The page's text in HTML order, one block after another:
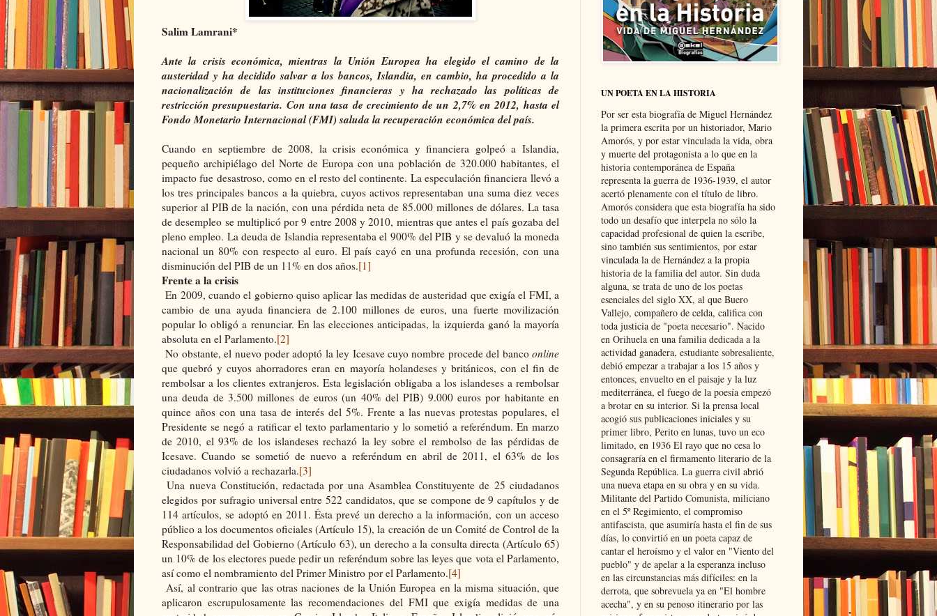
Salim Lamrani*
Ante la crisis económica, mientras la Unión Europea ha elegido el camino de la
austeridad y ha decidido salvar a los bancos, Islandia, en cambio, ha procedido a la
nacionalización de las instituciones financieras y ha rechazado las políticas de
restricción presupuestaria. Con una tasa de crecimiento de un 2,7% en 2012, hasta el
Fondo Monetario Internacional (FMI) saluda la recuperación económica del país.
Cuando en septiembre de 2008, la crisis económica y financiera golpeó a Islandia,
pequeño archipiélago del Norte de Europa con una población de 320.000 habitantes, el
impacto fue desastroso, como en el resto del continente. La especulación financiera llevó a
los tres principales bancos a la quiebra, cuyos activos representaban una suma diez veces
superior al PIB de la nación, con una pérdida neta de 85.000 millones de dólares. La tasa
de desempleo se multiplicó por 9 entre 2008 y 2010, mientras que antes el país gozaba del
pleno empleo. La deuda de Islandia representaba el 900% del PIB y se devaluó la moneda
nacional un 80% con respecto al euro. El país cayó en una profunda recesión, con una
disminución del PIB de un 11% en dos años.[1]
Frente a la crisis
En 2009, cuando el gobierno quiso aplicar las medidas de austeridad que exigía el FMI, a
cambio de una ayuda financiera de 2.100 millones de euros, una fuerte movilización
popular lo obligó a renunciar. En las elecciones anticipadas, la izquierda ganó la mayoría
absoluta en el Parlamento.[2]
No obstante, el nuevo poder adoptó la ley Icesave cuyo nombre procede del banco online
que quebró y cuyos ahorradores eran en mayoría holandeses y británicos, con el fin de
rembolsar a los clientes extranjeros. Esta legislación obligaba a los islandeses a rembolsar
una deuda de 3.500 millones de euros (un 40% del PIB) 9.000 euros por habitante en
quince años con una tasa de interés del 5%. Frente a las nuevas protestas populares, el
Presidente se negó a ratificar el texto parlamentario y lo sometió a referéndum. En marzo
de 2010, el 93% de los islandeses rechazó la ley sobre el rembolso de las pérdidas de
Icesave. Cuando se sometió de nuevo a referéndum en abril de 2011, el 63% de los
ciudadanos volvió a rechazarla.[3]
Una nueva Constitución, redactada por una Asamblea Constituyente de 25 ciudadanos
elegidos por sufragio universal entre 522 candidatos, que se compone de 9 capítulos y de
114 artículos, se adoptó en 2011. Ésta prevé un derecho a la información, con un acceso
público a los documentos oficiales (Artículo 15), la creación de un Comité de Control de la
Responsabilidad del Gobierno (Artículo 63), un derecho a la consulta directa (Artículo 65)
un 10% de los electores puede pedir un referéndum sobre las leyes que vota el Parlamento,
así como el nombramiento del Primer Ministro por el Parlamento.[4]
Así, al contrario que las otras naciones de la Unión Europea en la misma situación, que
aplicaron escrupulosamente las recomendaciones del FMI que exigía medidas de una
UN POETA EN LA HISTORIA
Por ser esta biografía de Miguel Hernández
la primera escrita por un historiador, Mario
Amorós, y por estar vinculada la vida, obra
y muerte del protagonista a lo que en la
historia contemporánea de España
representa la guerra de 1936-1939, el autor
acertó plenamente con el título de libro.
Amorós considera que esta biografía ha sido
todo un desafío que interpela no sólo la
capacidad profesional de quien la escribe,
sino también sus sentimientos, por estar
vinculada la de Hernández a la propia
historia de la familia del autor. Sin duda
alguna, se trata de uno de los poetas
esenciales del siglo XX, al que Buero
Vallejo, compañero de celda, califica con
toda justicia de "poeta necesario". Nacido
en Orihuela en una familia dedicada a la
actividad ganadera, estudiante sobresaliente,
debió empezar a trabajar a los 15 años y
entonces, envuelto en el paisaje y la luz
mediterránea, el fuego de la poesía empezó
a brotar en su interior. Si la prensa local
acogió sus publicaciones iniciales y su
primer libro, Perito en lunas, tuvo un eco
limitado, en 1936 El rayo que no cesa lo
consagraría en el firmamento literario de la
Segunda República. La guerra civil abrió
una nueva etapa en su obra y en su vida.
Militante del Partido Comunista, miliciano
en el 5º Regimiento, el compromiso
antifascista, que asumiría hasta el fin de sus
días, lo convirtió en un poeta capaz de
cantar el heroísmo y el valor en "Viento del
pueblo" y de apelar a la esperanza incluso
en las circunstancias más difíciles: en la
derrota, que sobrevuela ya en "El hombre
acecha", y en su penoso itinerario por las